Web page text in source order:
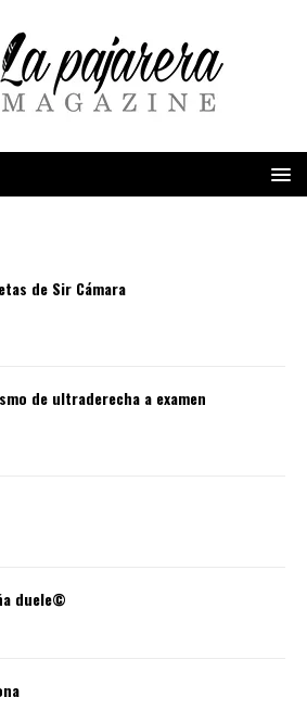
de Sir Cámara
de ultraderecha a examen
duele©